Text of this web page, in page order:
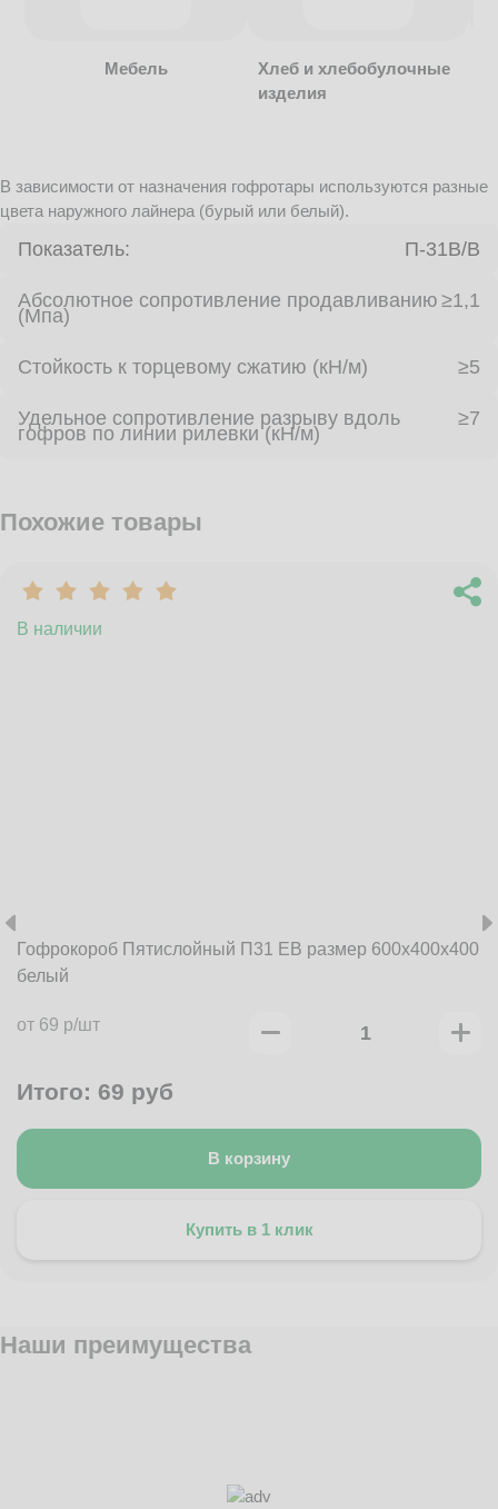
Мебель
Хлеб и хлебобулочные
изделия
В зависимости от назначения гофротары используются разные
цвета наружного лайнера (бурый или белый).
Показатель: П-31В/B
Абсолютное сопротивление продавливанию
(Мпа)
≥1,1
Стойкость к торцевому сжатию (кН/м) ≥5
Удельное сопротивление разрыву вдоль
гофров по линии рилевки (кН/м)
≥7
Похожие товары
В наличии
Гофрокороб Пятислойный П31 EB размер 600x400x400
белый
от 69 р/шт
Итого: 69 руб
В корзину
Купить в 1 клик
Наши преимущества